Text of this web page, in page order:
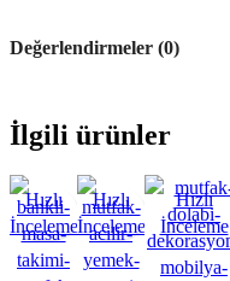
Değerlendirmeler (0)
İlgili ürünler
Hızlı
İnceleme
Hızlı
İnceleme
Hızlı
İnceleme